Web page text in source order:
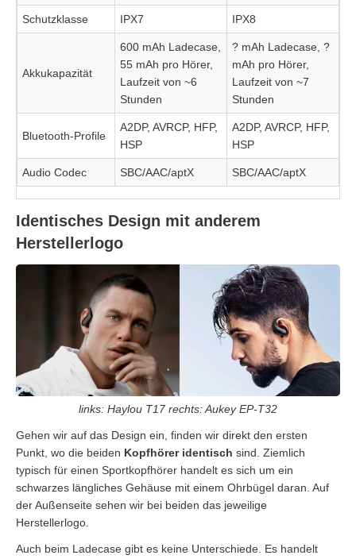
Schutzklasse IPX7 IPX8
Akkukapazität
600 mAh Ladecase,
55 mAh pro Hörer,
Laufzeit von ~6
Stunden
? mAh Ladecase, ?
mAh pro Hörer,
Laufzeit von ~7
Stunden
Bluetooth-Profile
A2DP, AVRCP, HFP,
HSP
A2DP, AVRCP, HFP,
HSP
Audio Codec SBC/AAC/aptX SBC/AAC/aptX
Identisches Design mit anderem
Herstellerlogo
links: Haylou T17 rechts: Aukey EP-T32
Gehen wir auf das Design ein, finden wir direkt den ersten
Punkt, wo die beiden Kopfhörer identisch sind. Ziemlich
typisch für einen Sportkopfhörer handelt es sich um ein
schwarzes längliches Gehäuse mit einem Ohrbügel daran. Auf
der Außenseite sehen wir bei beiden das jeweilige
Herstellerlogo.
Auch beim Ladecase gibt es keine Unterschiede. Es handelt